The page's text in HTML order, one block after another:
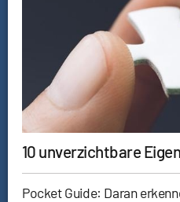
10 unverzichtbare
Pocket Guide: Daran